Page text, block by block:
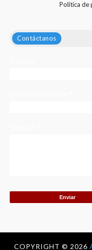
Política de
Contáctanos
COPYRIGHT © 2026